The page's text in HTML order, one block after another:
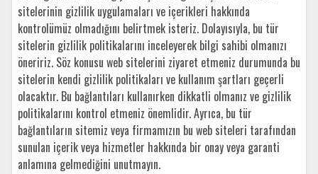
sitelerinin gizlilik uygulamaları ve içerikleri hakkında
kontrolümüz olmadığını belirtmek isteriz. Dolayısıyla, bu tür
sitelerin gizlilik politikalarını inceleyerek bilgi sahibi olmanızı
öneririz. Söz konusu web sitelerini ziyaret etmeniz durumunda bu
sitelerin kendi gizlilik politikaları ve kullanım şartları geçerli
olacaktır. Bu bağlantıları kullanırken dikkatli olmanız ve gizlilik
politikalarını kontrol etmeniz önemlidir. Ayrıca, bu tür
bağlantıların sitemiz veya firmamızın bu web siteleri tarafından
sunulan içerik veya hizmetler hakkında bir onay veya garanti
anlamına gelmediğini unutmayın.